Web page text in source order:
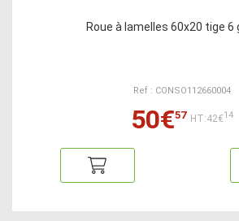
Roue à lamelles 60x20 tige 6
Ref : CONSO112660004
50€57 HT:42€14